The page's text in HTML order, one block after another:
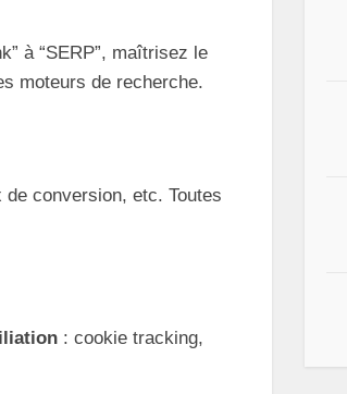
à “SERP”, maîtrisez le
moteurs de recherche.
conversion, etc. Toutes
: cookie tracking,